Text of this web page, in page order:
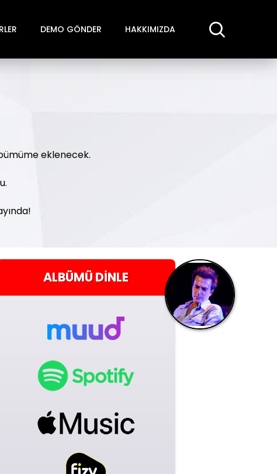
DEMO GÖNDER HAKKIMIZDA
eklenecek.
ALBÜMÜDINLE